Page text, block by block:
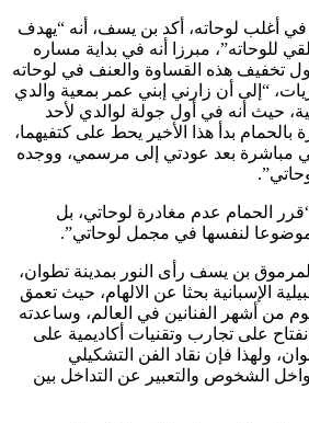
أغلب لوحاته، أكد بن يسف، أنه “يهدف
للوحاته”، مبرزا أنه في بداية مساره
تخفيف هذه القساوة والعنف في لوحاته
“إلى أن زارني إبني عمر بمعية والدي
حيث أنه في أول جولة لوالدي لأحد
بدأ هذا الأخير يحط على كتفيهما،
مباشرة بعد عودتي إلى مرسمي، ووجده
الحمام عدم مغادرة لوحاتي، بل
موضوعا لنفسها في مجمل لوحاتي”.
بن يسف رأى النور بمدينة تطوان،
الإسبانية بحثا عن الالهام، حيث تعمق
من أشهر الفنانين في العالم، وساعدته
على تجارب وتقنيات أكاديمية على
ولهذا فإن نقاد الفن التشكيلي
الشخوص والتعبير عن التداخل بين